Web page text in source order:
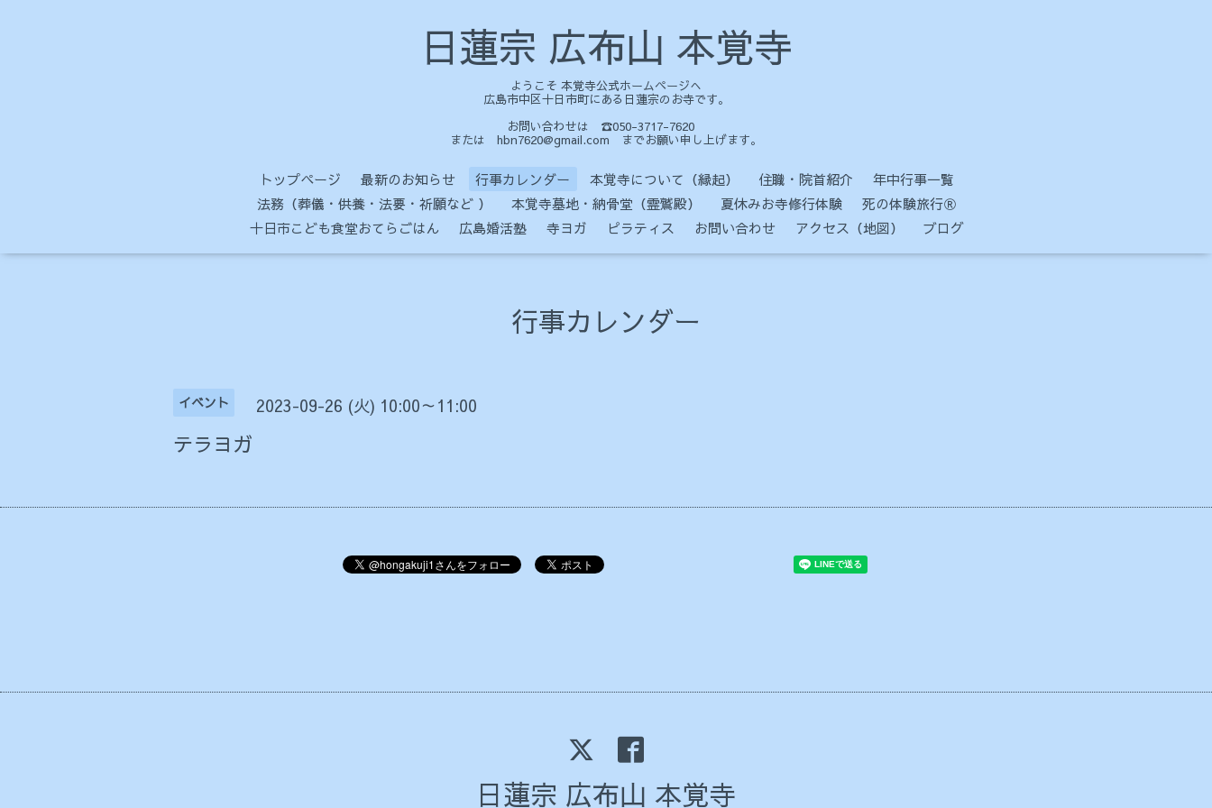
日蓮宗 広布山 本覚寺
ようこそ 本覚寺公式ホームページへ
広島市中区十日市町にある日蓮宗のお寺です。
お問い合わせは ☎050-3717-7620
または hbn7620@gmail.com までお願い申し上げます。
トップページ 最新のお知らせ 行事カレンダー 本覚寺について（縁起） 住職・院首紹介
年中行事一覧
法務（葬儀・供養・法要・祈願など ）
本覚寺墓地・納骨堂（霊鷲殿） 夏休みお寺修行体験
死の体験旅行Ⓡ
十日市こども食堂おてらごはん
広島婚活塾 寺ヨガ ピラティス お問い合わせ アクセス（地図） ブログ
行事カレンダー
イベント 2023-09-26 (火) 10:00～11:00
テラヨガ
日蓮宗 広布山 本覚寺